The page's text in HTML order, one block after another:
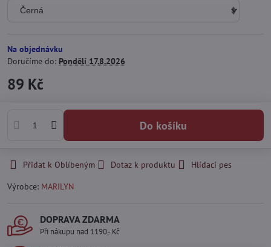
Na objednávku
Doručíme do: Pondělí 17.8.2026
89 Kč
Do košíku
Přidat k Oblíbeným Dotaz k produktu
Hlídací pes
Výrobce: MARILYN
DOPRAVA ZDARMA
Při nákupu nad 1190,- Kč